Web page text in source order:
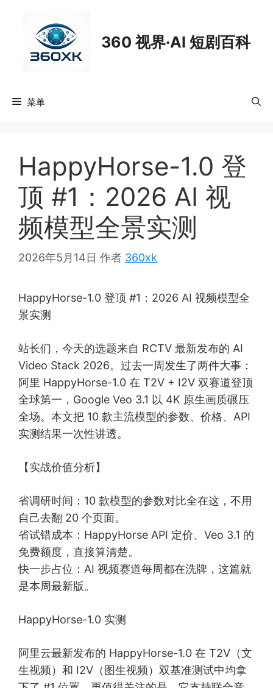
360 视界·AI 短剧百科
菜单
HappyHorse-1.0 登
顶 #1：2026 AI 视
频模型全景实测
2026年5月14日 作者 360xk
HappyHorse-1.0 登顶 #1：2026 AI 视频模型全
景实测
站长们，今天的选题来自 RCTV 最新发布的 AI
Video Stack 2026。过去一周发生了两件大事：
阿里 HappyHorse-1.0 在 T2V + I2V 双赛道登顶
全球第一，Google Veo 3.1 以 4K 原生画质碾压
全场。本文把 10 款主流模型的参数、价格、API
实测结果一次性讲透。
【实战价值分析】
省调研时间：10 款模型的参数对比全在这，不用
自己去翻 20 个页面。
省试错成本：HappyHorse API 定价、Veo 3.1 的
免费额度，直接算清楚。
快一步占位：AI 视频赛道每周都在洗牌，这篇就
是本周最新版。
HappyHorse-1.0 实测
阿里云最新发布的 HappyHorse-1.0 在 T2V（文
生视频）和 I2V（图生视频）双基准测试中均拿